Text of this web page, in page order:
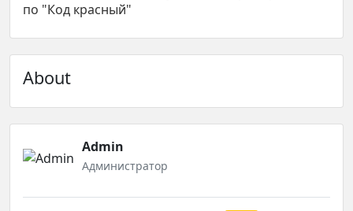
по "Код красный"
About
Admin
Администратор